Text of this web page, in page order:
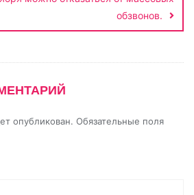
обзвонов.
опубликован. Обязательные поля